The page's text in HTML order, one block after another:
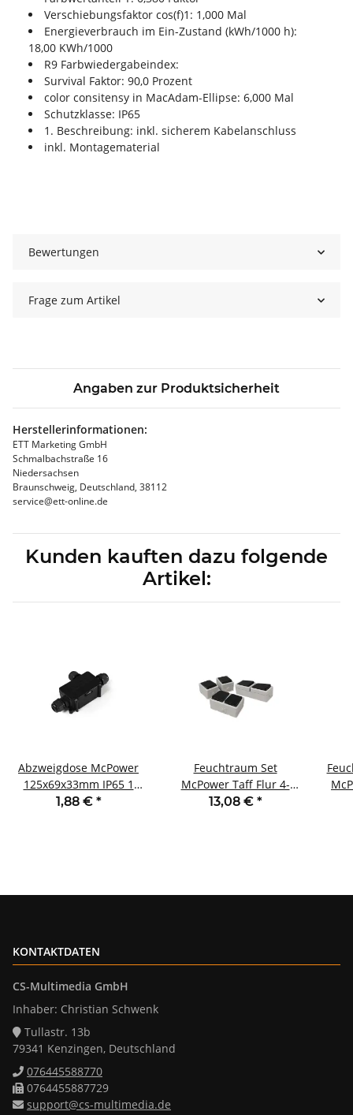
Verschiebungsfaktor cos(f)1: 1,000 Mal
Energieverbrauch im Ein-Zustand (kWh/1000 h):
18,00 KWh/1000
R9 Farbwiedergabeindex:
Survival Faktor: 90,0 Prozent
color consitensy in MacAdam-Ellipse: 6,000 Mal
Schutzklasse: IP65
1. Beschreibung: inkl. sicherem Kabelanschluss
inkl. Montagematerial
Bewertungen
Frage zum Artikel
Angaben zur Produktsicherheit
Herstellerinformationen:
ETT Marketing GmbH
Schmalbachstraße 16
Niedersachsen
Braunschweig, Deutschland, 38112
service@ett-online.de
Kunden kauften dazu folgende
Artikel:
Abzweigdose McPower
125x69x33mm IP65 1
Ein- und 2 Ausgänge
1,88 € *
Feuchtraum Set
McPower Taff Flur 4-
teilig grau IP44
13,08 € *
KONTAKTDATEN
CS-Multimedia GmbH
Inhaber: Christian Schwenk
Tullastr. 13b
79341 Kenzingen, Deutschland
076445588770
0764455887729
support@cs-multimedia.de